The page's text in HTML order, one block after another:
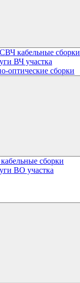
кабельные сборки
ВЧ участка
оптические сборки
сборки
ВО участка